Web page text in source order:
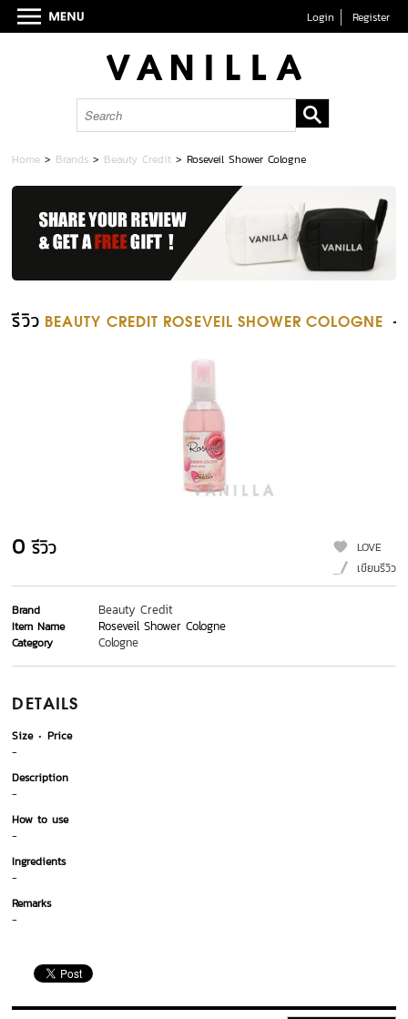
Login Register
Home > Brands > Beauty Credit >Roseveil Shower Cologne
รีวิว BEAUTY CREDIT ROSEVEIL SHOWER COLOGNE
0 รีวิว
LOVE
เขียนรีวิว
Brand Beauty Credit
Item Name Roseveil Shower Cologne
Category Cologne
DETAILS
Size
Price
-
Description
-
How to use
-
Ingredients
-
Remarks
-